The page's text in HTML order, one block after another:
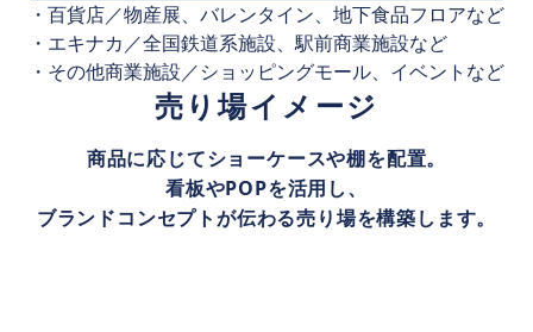
・百貨店／物産展、バレンタイン、地下食品フロアなど
・エキナカ／全国鉄道系施設、駅前商業施設など
・その他商業施設／ショッピングモール、イベントなど
売り場イメージ
商品に応じてショーケースや棚を配置。
看板やPOPを活用し、
ブランドコンセプトが伝わる売り場を構築します。